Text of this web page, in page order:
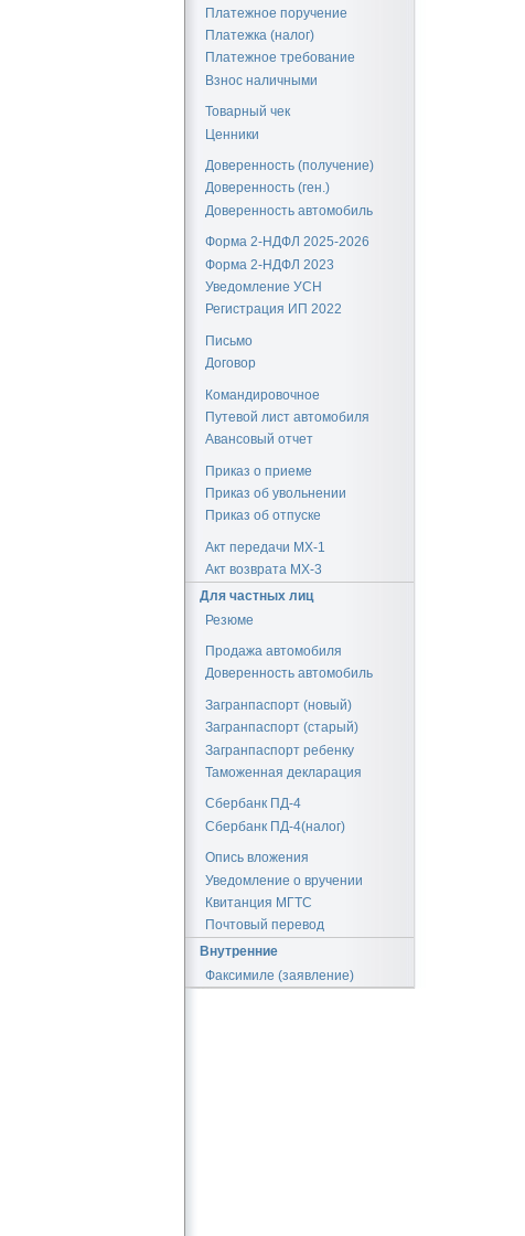
Платежное поручение
Платежка (налог)
Платежное требование
Взнос наличными
Товарный чек
Ценники
Доверенность (получение)
Доверенность (ген.)
Доверенность автомобиль
Форма 2-НДФЛ 2025-2026
Форма 2-НДФЛ 2023
Уведомление УСН
Регистрация ИП 2022
Письмо
Договор
Командировочное
Путевой лист автомобиля
Авансовый отчет
Приказ о приеме
Приказ об увольнении
Приказ об отпуске
Акт передачи МХ-1
Акт возврата МХ-3
Для частных лиц
Резюме
Продажа автомобиля
Доверенность автомобиль
Загранпаспорт (новый)
Загранпаспорт (старый)
Загранпаспорт ребенку
Таможенная декларация
Сбербанк ПД-4
Сбербанк ПД-4(налог)
Опись вложения
Уведомление о вручении
Квитанция МГТС
Почтовый перевод
Внутренние
Факсимиле (заявление)